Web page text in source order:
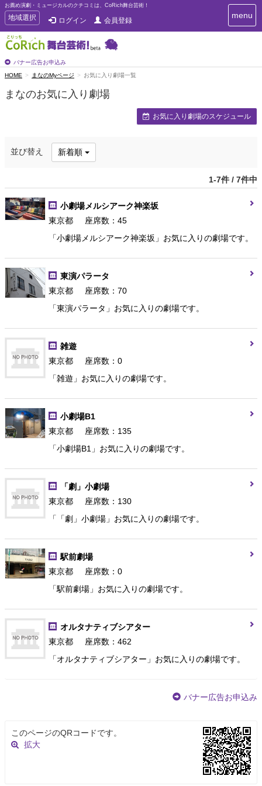
お薦め演劇・ミュージカルのクチコミは、CoRich舞台芸術！
T
o
g
g
e
n
v
o
地域選択 ログイン 会員登録
バナー広告お申込み
T
o
v
i
o
n
menu
HOME まなのMyページ お気に入り劇場一覧
まなのお気に入り劇場
お気に入り劇場のスケジュール
並び替え 新着順
1-7件 / 7件中
小劇場メルシアーク神楽坂
東京都
座席数：45
「小劇場メルシアーク神楽坂」お気に入りの劇場です。
東演パラータ
東京都
座席数：70
「東演パラータ」お気に入りの劇場です。
雑遊
東京都
座席数：0
「雑遊」お気に入りの劇場です。
小劇場B1
東京都
座席数：135
「小劇場B1」お気に入りの劇場です。
「劇」小劇場
東京都
座席数：130
「「劇」小劇場」お気に入りの劇場です。
駅前劇場
東京都
座席数：0
「駅前劇場」お気に入りの劇場です。
オルタナティブシアター
東京都
座席数：462
「オルタナティブシアター」お気に入りの劇場です。
バナー広告お申込み
このページのQRコードです。
拡大